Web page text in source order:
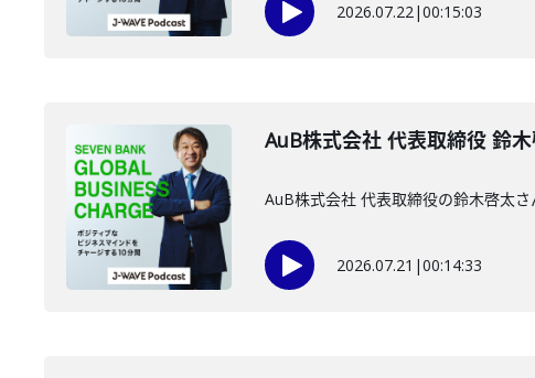
2026.07.22|00:15:03
AuB株式会社 代表取締役 鈴
AuB株式会社 代表取締役の鈴木啓太
2026.07.21 |00:14:33